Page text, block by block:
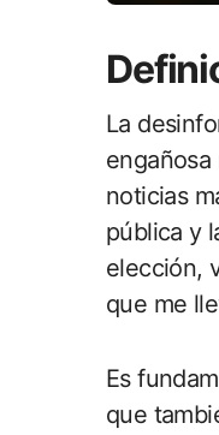
La
noticias
pública y
elección,
que me
Es
que